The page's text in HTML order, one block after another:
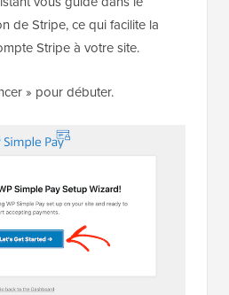
de Stripe, ce qui facilite la
Stripe à votre site.
» pour débuter.